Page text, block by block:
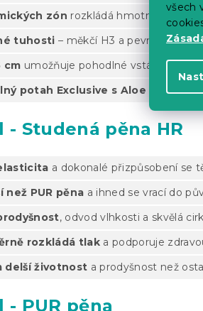
všech
zón rozkládá hmotnost
tuhosti – měkčí H3 a pevnější H4
cm umožňuje pohodlné vstávání i
potah Exclusive s Aloe vera–
- Studená pěna HR
a dokonalé přizpůsobení se
než PUR pěna a ihned se vrací do
, odvod vlhkosti a skvělá
rozkládá tlak a podporuje
delší životnost a prodyšnost než
- PUR pěna